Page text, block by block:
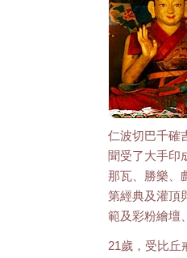
仁波切巴千確
聞受了大手印
那瓦、勝樂、
第經典及灌頂
範及彩粉繪壇
21歲，受比丘